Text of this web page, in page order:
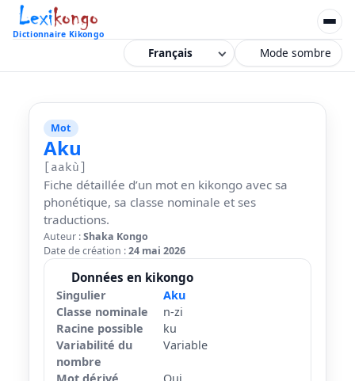
Dictionnaire Kikongo
Mode sombre
Mot
Aku
[aakù]
Fiche détaillée d’un mot en kikongo avec sa
phonétique, sa classe nominale et ses
traductions.
Auteur :Shaka Kongo
Date de création :24 mai 2026
Données en kikongo
Singulier
Aku
Classe nominale
n-zi
Racine possible
ku
Variabilité du
nombre
Variable